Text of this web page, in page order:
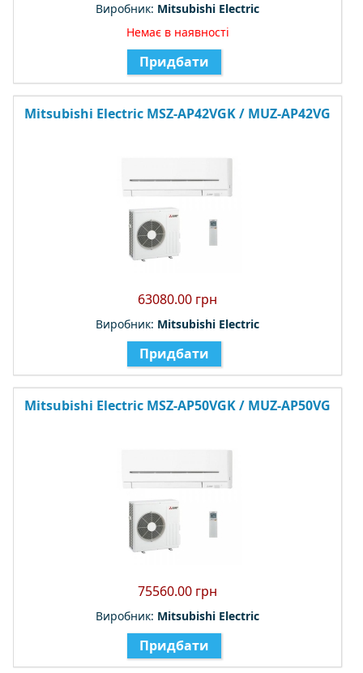
Виробник: Mitsubishi Electric
Немає в наявності
Придбати
Mitsubishi Electric MSZ-AP42VGK / MUZ-AP42VG
63080.00 грн
Виробник: Mitsubishi Electric
Придбати
Mitsubishi Electric MSZ-AP50VGK / MUZ-AP50VG
75560.00 грн
Виробник: Mitsubishi Electric
Придбати